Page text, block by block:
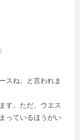
スね、と言われま
す。ただ、ウエス
っているほうがい